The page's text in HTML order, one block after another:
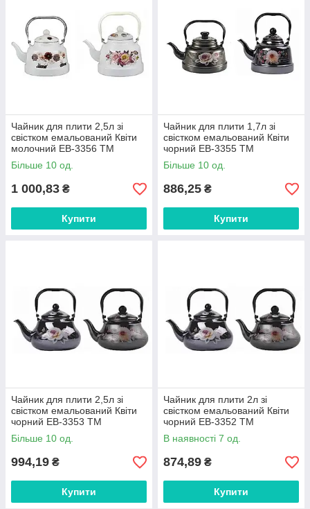
Чайник для плити 2,5л зі
свістком емальований Квіти
молочний EB-3356 ТМ
EDENBERG FG
Більше 10 од.
1 000,83 ₴
Купити
Чайник для плити 1,7л зі
свістком емальований Квіти
чорний EB-3355 ТМ
EDENBERG FG
Більше 10 од.
886,25 ₴
Купити
Чайник для плити 2,5л зі
свістком емальований Квіти
чорний EB-3353 ТМ
EDENBERG FG
Більше 10 од.
994,19 ₴
Купити
Чайник для плити 2л зі
свістком емальований Квіти
чорний EB-3352 ТМ
EDENBERG FG
В наявності 7 од.
874,89 ₴
Купити